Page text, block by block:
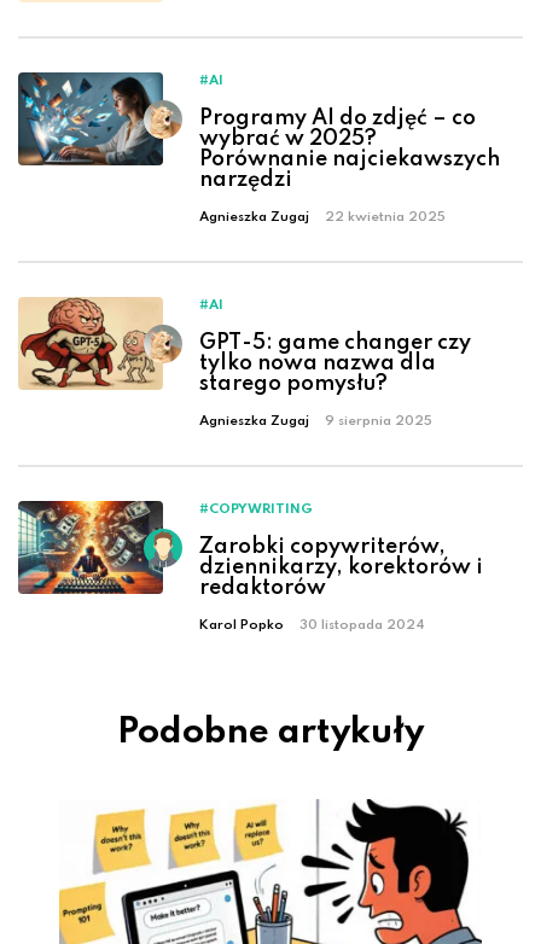
#AI
Programy AI do zdjęć – co
wybrać w 2025?
Porównanie najciekawszych
narzędzi
Agnieszka Zugaj 22 kwietnia 2025
#AI
GPT-5: game changer czy
tylko nowa nazwa dla
starego pomysłu?
Agnieszka Zugaj 9 sierpnia 2025
#COPYWRITING
Zarobki copywriterów,
dziennikarzy, korektorów i
redaktorów
Karol Popko 30 listopada 2024
Podobne artykuły